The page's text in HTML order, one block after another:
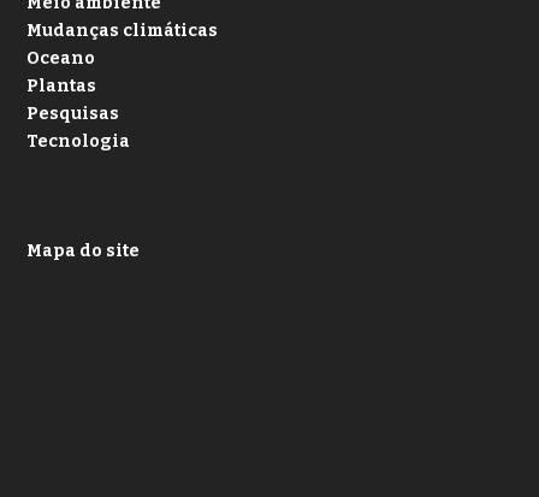
Mudanças climáticas
Oceano
Plantas
Pesquisas
Tecnologia
Mapa do site